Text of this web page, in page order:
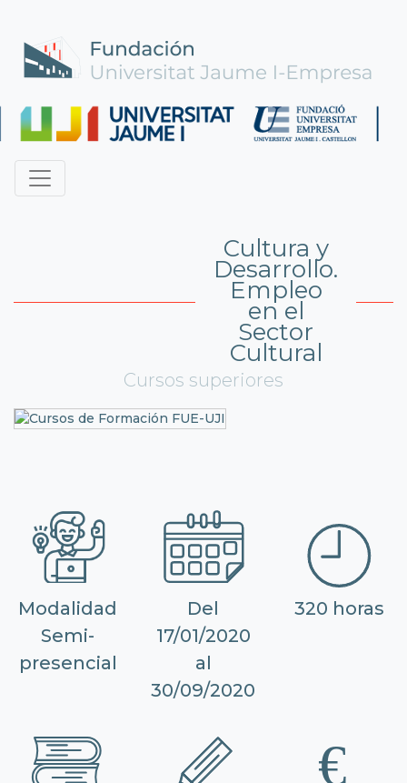
Cultura y
Desarrollo.
Empleo
en el
Sector
Cultural
Cursos superiores
Modalidad
Semi-
presencial
Del
17/01/2020
al
30/09/2020
320 horas